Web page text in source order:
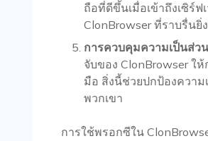
ถือที่ดีขึ้นเมื่อเข้าถึงเซิร์
ClonBrowser ที่ราบรื่นยิ่
การควบคุมความเป็นส่ว
จับของ ClonBrowser ใ
มือ สิ่งนี้ช่วยปกป้องควา
พวกเขา
การใช้พรอกซีใน